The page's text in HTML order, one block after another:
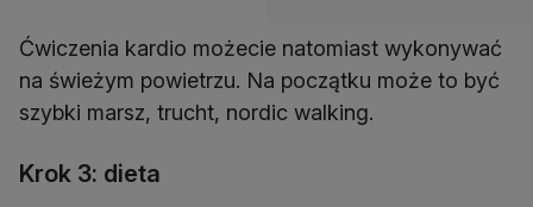
Ćwiczenia kardio możecie natomiast wykonywać
na świeżym powietrzu. Na początku może to być
szybki marsz, trucht, nordic walking.
Krok 3: dieta